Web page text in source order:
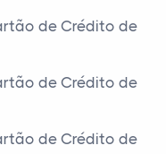
de Crédito de
de Crédito de
de Crédito de